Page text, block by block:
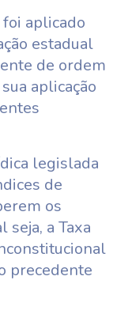
aplicado
estadual
de ordem
aplicação
legislada
de
os
a Taxa
precedente